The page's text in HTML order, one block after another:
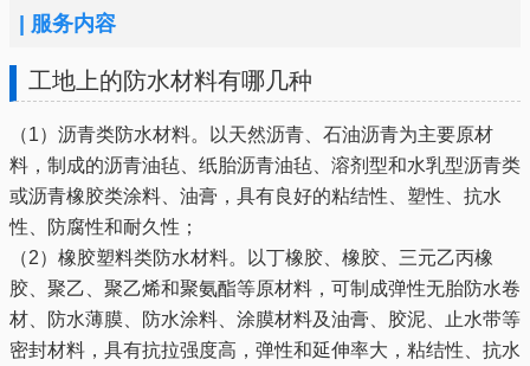
| 服务内容
工地上的防水材料有哪几种
（1）沥青类防水材料。以天然沥青、石油沥青为主要原材
料，制成的沥青油毡、纸胎沥青油毡、溶剂型和水乳型沥青类
或沥青橡胶类涂料、油膏，具有良好的粘结性、塑性、抗水
性、防腐性和耐久性；
（2）橡胶塑料类防水材料。以丁橡胶、橡胶、三元乙丙橡
胶、聚乙、聚乙烯和聚氨酯等原材料，可制成弹性无胎防水卷
材、防水薄膜、防水涂料、涂膜材料及油膏、胶泥、止水带等
密封材料，具有抗拉强度高，弹性和延伸率大，粘结性、抗水